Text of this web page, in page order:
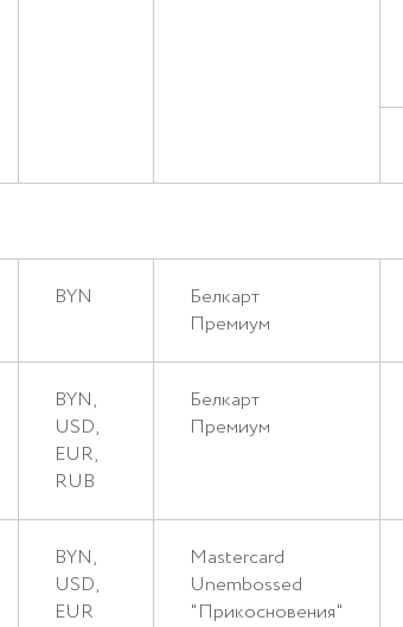
BYN
Белкарт
Премиум
BYN,
USD,
EUR,
RUB
Белкарт
Премиум
BYN,
USD,
EUR
Mastercard
Unembossed
"Прикосновения"